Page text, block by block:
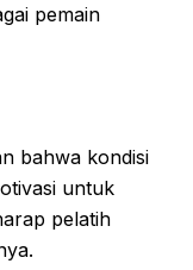
pemain
bahwa kondisi
untuk
pelatih